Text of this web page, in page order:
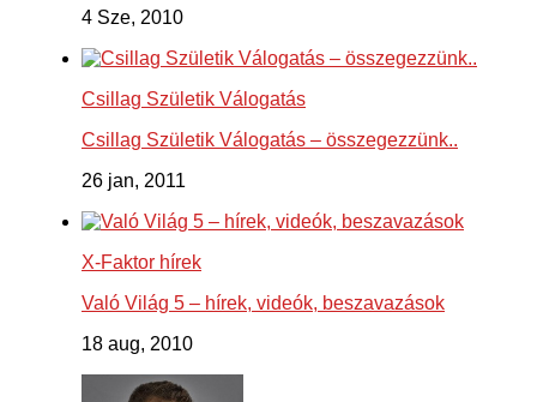
4 Sze, 2010
Csillag Születik Válogatás
Csillag Születik Válogatás – összegezzünk..
26 jan, 2011
X-Faktor hírek
Való Világ 5 – hírek, videók, beszavazások
18 aug, 2010